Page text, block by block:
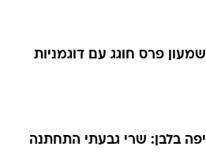
שמעון פרס חוגג עם דוגמניות
יפה בלבן: שרי גבעתי התחתנה